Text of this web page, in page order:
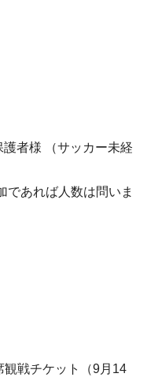
者様 （サッカー未経
あれば人数は問いま
観戦チケット（9月14